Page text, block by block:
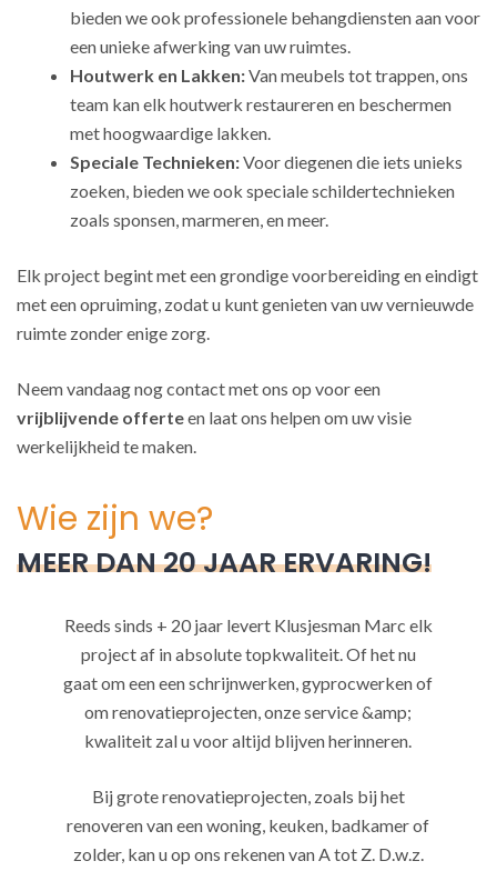
bieden we ook professionele behangdiensten aan voor
een unieke afwerking van uw ruimtes.
Houtwerk en Lakken:Van meubels tot trappen, ons
team kan elk houtwerk restaureren en beschermen
met hoogwaardige lakken.
Speciale Technieken:Voor diegenen die iets unieks
zoeken, bieden we ook speciale schildertechnieken
zoals sponsen, marmeren, en meer.
Elk project begint met een grondige voorbereiding en eindigt
met een opruiming, zodat u kunt genieten van uw vernieuwde
ruimte zonder enige zorg.
Neem vandaag nog contact met ons op voor een
vrijblijvende offerteen laat ons helpen om uw visie
werkelijkheid te maken.
Wie zijn we?
MEER DAN 20 JAAR ERVARING!
Reeds sinds + 20 jaar levert Klusjesman Marc elk
project af in absolute topkwaliteit. Of het nu
gaat om een een schrijnwerken, gyprocwerken of
om renovatieprojecten, onze service &amp;
kwaliteit zal u voor altijd blijven herinneren.
Bij grote renovatieprojecten, zoals bij het
renoveren van een woning, keuken, badkamer of
zolder, kan u op ons rekenen van A tot Z. D.w.z.